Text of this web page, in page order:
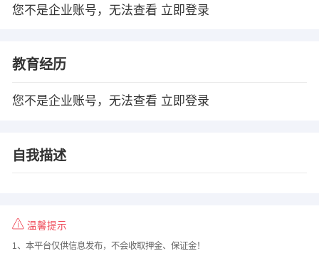
您不是企业账号，无法查看 立即登录
教育经历
您不是企业账号，无法查看 立即登录
自我描述
温馨提示
1、本平台仅供信息发布，不会收取押金、保证金！